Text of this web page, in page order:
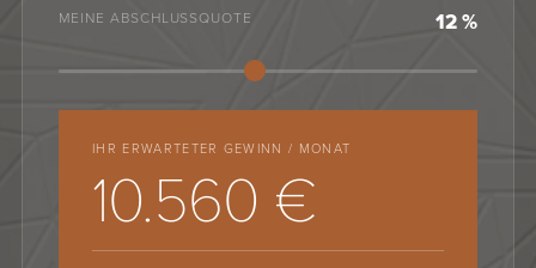
MEINE ABSCHLUSSQUOTE 12 %
IHR ERWARTETER GEWINN / MONAT
10.560 €